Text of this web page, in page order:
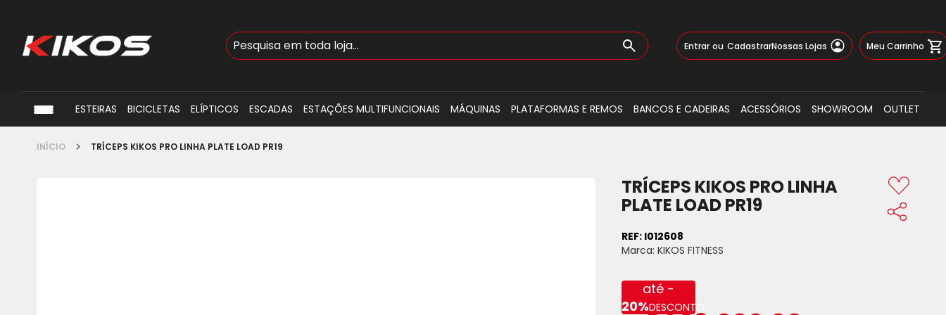
Busca
Pular
para
Entrar CadastrarNossas Lojas Meu Carrinho
ESTEIRAS BICICLETAS ELÍPTICOS ESCADAS ESTAÇÕES MULTIFUNCIONAIS MÁQUINAS PLATAFORMAS E REMOS BANCOS E CADEIRAS ACESSÓRIOS SHOWROOM OUTLET
INÍCIO TRÍCEPS KIKOS PRO LINHA PLATE LOAD PR19
TRÍCEPS KIKOS PRO LINHA
PLATE LOAD PR19
REF: I012608
Marca: KIKOS FITNESS
até -
20%DESCONTO